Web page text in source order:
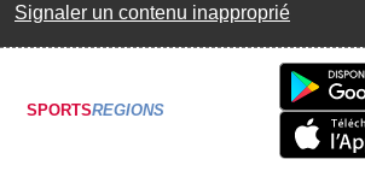
Signaler un contenu inapproprié
SPORTSREGIONS